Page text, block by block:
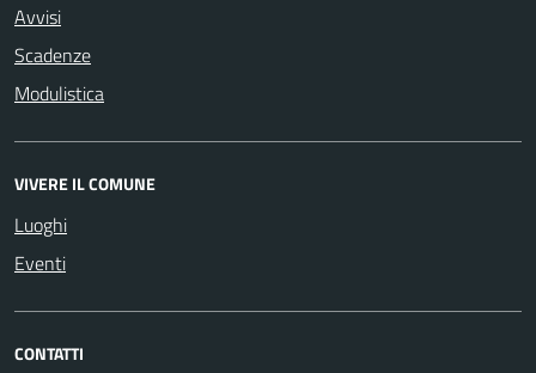
Avvisi
Scadenze
Modulistica
VIVERE IL COMUNE
Luoghi
Eventi
CONTATTI